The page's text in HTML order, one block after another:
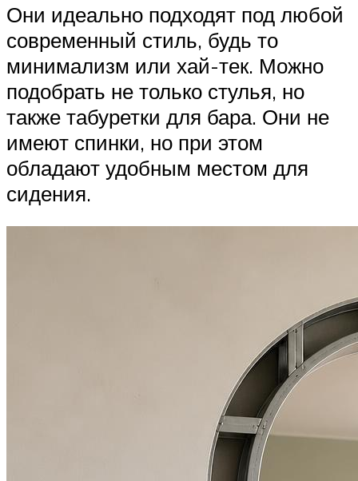
Они идеально подходят под любой
современный стиль, будь то
минимализм или хай-тек. Можно
подобрать не только стулья, но
также табуретки для бара. Они не
имеют спинки, но при этом
обладают удобным местом для
сидения.